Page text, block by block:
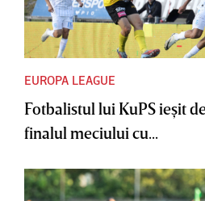
EUROPA LEAGUE
Fotbalistul lui KuPS ieşit
finalul meciului cu...